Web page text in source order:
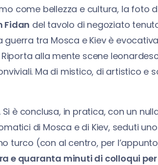
come bellezza e cultura, la foto
Fidan del tavolo di negoziato
guerra tra Mosca e Kiev è
alla mente scene
Ma di mistico, di artistico e
. Si è conclusa, in pratica, con un
di Mosca e di Kiev, seduti
turco (con al centro, per
e quaranta minuti di colloqui